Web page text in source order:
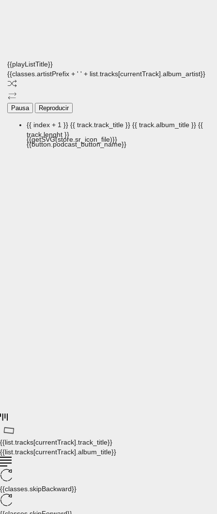
{{playListTitle}}
{{classes.artistPrefix + ' ' + list.tracks[currentTrack].album_artist}}
Pausa Reproducir
{{ index + 1 }} {{ track.track_title }} {{ track.album_title }} {{
track.lenght }}
{{getSVG(store.sr_icon_file)}}
{{button.podcast_button_name}}
{{list.tracks[currentTrack].track_title}}
{{list.tracks[currentTrack].album_title}}
{{classes.skipBackward}}